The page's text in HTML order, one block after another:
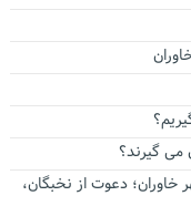
می گیرند؟
خاوران؛ دعوت از نخبگان،